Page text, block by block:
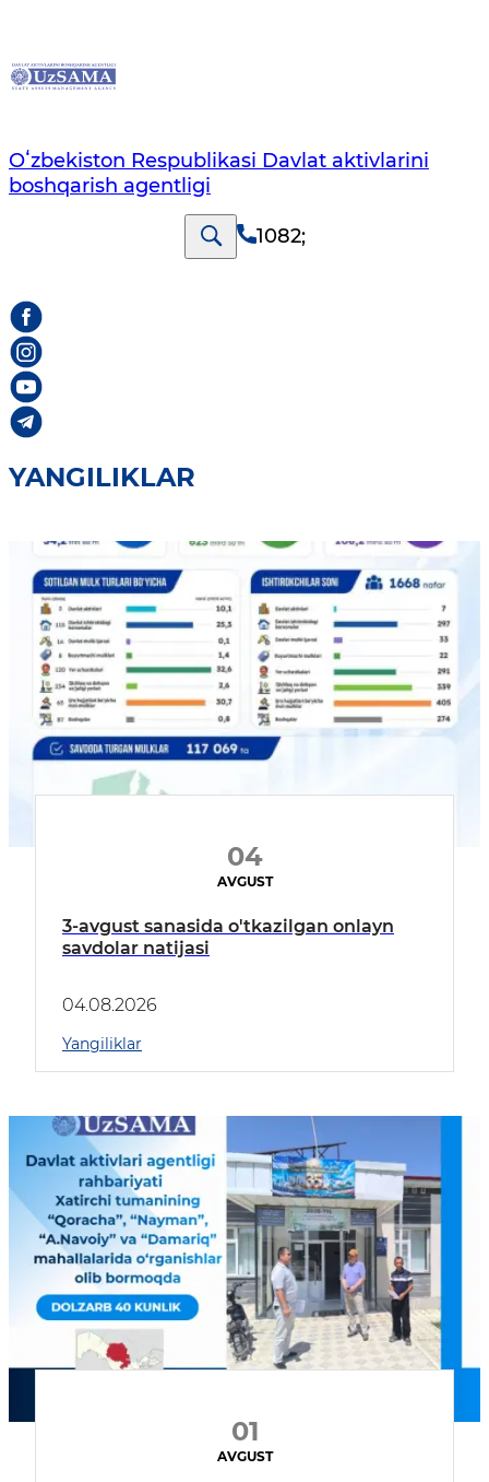
Oʻzbekiston Respublikasi Davlat aktivlarini
boshqarish agentligi
1082;
YANGILIKLAR
04
AVGUST
3-avgust sanasida o'tkazilgan onlayn
savdolar natijasi
04.08.2026
Yangiliklar
01
AVGUST